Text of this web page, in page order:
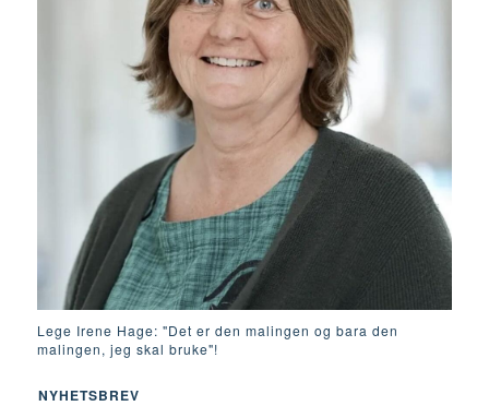
Lege Irene Hage: "Det er den malingen og bara den
malingen, jeg skal bruke"!
NYHETSBREV